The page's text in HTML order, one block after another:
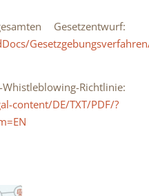
Gesetzentwurf:
Richtlinie:
content/DE/TXT/PDF/?